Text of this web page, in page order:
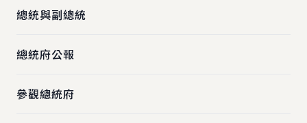
總統與副總統
總統府公報
參觀總統府